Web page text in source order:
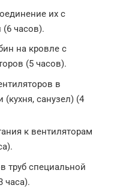
их с
часов).
на кровле с
(5 часов).
в
санузел) (4
к вентиляторам
труб специальной
часа).